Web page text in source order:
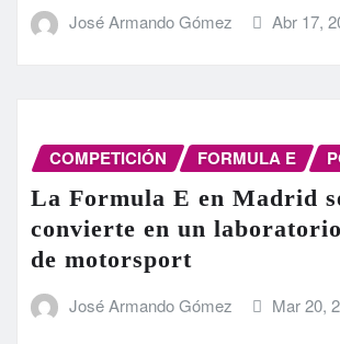
José Armando Gómez Abr 17,
COMPETICIÓN FORMULA E
La Formula E en Madrid
convierte en un
de motorsport
José Armando Gómez Mar 20,